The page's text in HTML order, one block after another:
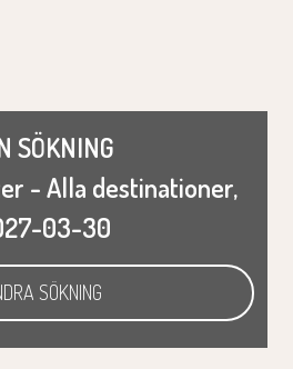
SÖKNING
- Alla destinationer,
03-30
SÖKNING